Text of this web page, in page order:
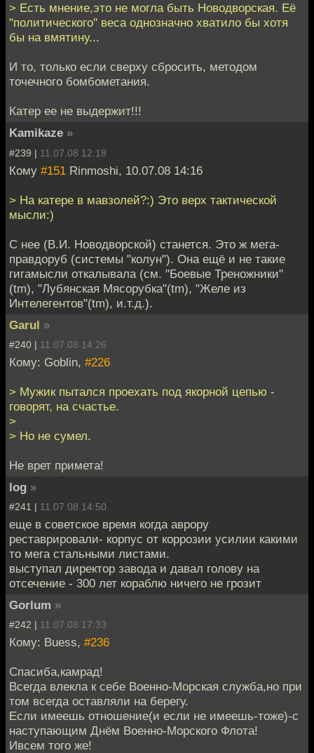
> Есть мнение,это не могла быть Новодворская. Её
"политического" веса однозначно хватило бы хотя
бы на вмятину...
И то, только если сверху сбросить, методом
точечного бомбометания.
Катер ее не выдержит!!!
Kamikaze »
#239 | 11.07.08 12:18
Кому #151 Rinmoshi, 10.07.08 14:16
> На катере в мавзолей?:) Это верх тактической
мысли:)
С нее (В.И. Новодворской) станется. Это ж мега-
правдоруб (системы "колун"). Она ещё и не такие
гигамысли откалывала (см. "Боевые Треножники"
(tm), "Лубянская Мясорубка"(tm), "Желе из
Интелегентов"(tm), и.т.д.).
Garul »
#240 | 11.07.08 14:26
Кому: Goblin, #226
> Мужик пытался проехать под якорной цепью -
говорят, на счастье.
>
> Но не сумел.
Не врет примета!
log »
#241 | 11.07.08 14:50
еще в советское время когда аврору
реставрировали- корпус от коррозии усилии какими
то мега стальными листами.
выступал директор завода и давал голову на
отсечение - 300 лет кораблю ничего не грозит
Gorlum »
#242 | 11.07.08 17:33
Кому: Buess, #236
Спасиба,камрад!
Всегда влекла к себе Военно-Морская служба,но при
том всегда оставляли на берегу.
Если имеешь отношение(и если не имеешь-тоже)-с
наступающим Днём Военно-Морского Флота!
Ивсем того же!